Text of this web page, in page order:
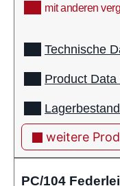
mit anderen
Technische
Product Data
weitere
PC/104